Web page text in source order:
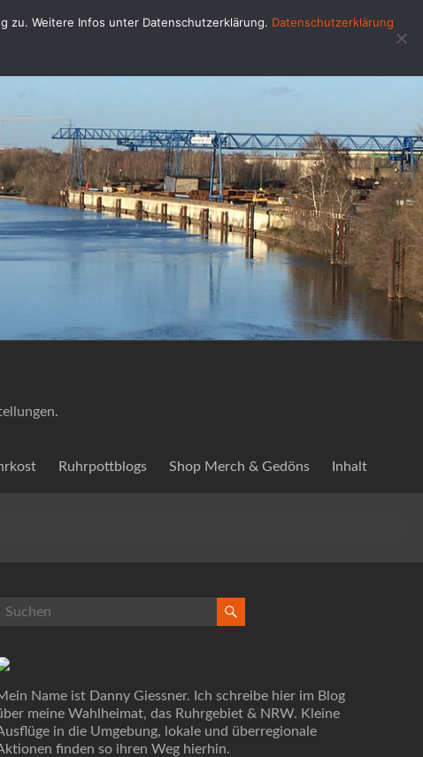
Ruhrpottblogs Shop Merch & Gedöns Inhalt
Name ist Danny Giessner. Ich schreibe hier im Blog
meine Wahlheimat, das Ruhrgebiet & NRW. Kleine
in die Umgebung, lokale und überregionale
finden so ihren Weg hierhin.
zu. Weitere Infos unter Datenschutzerklärung. Datenschutzerklärung